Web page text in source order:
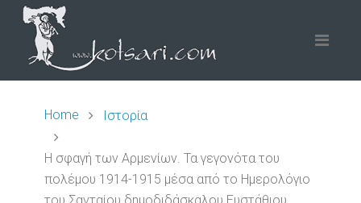
Home Ιστορία
Η σφαγή των Αρμενίων. Τα γεγονότα του
πολέμου 1914-1915 μέσα από το Ημερολόγιο